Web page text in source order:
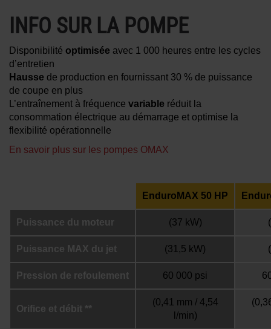
INFO SUR LA POMPE
Disponibilité optimisée avec 1 000 heures entre les cycles
d’entretien
Hausse de production en fournissant 30 % de puissance
de coupe en plus
L’entraînement à fréquence variable réduit la
consommation électrique au démarrage et optimise la
flexibilité opérationnelle
En savoir plus sur les pompes OMAX
EnduroMAX 50 HP
Puissance du moteur (37 kW)
Puissance MAX du jet (31,5 kW)
Pression de refoulement 60 000 psi
Orifice et débit **
(0,41 mm / 4,54
l/min)